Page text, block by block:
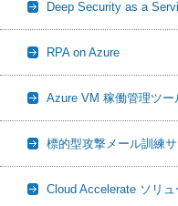
Deep Security as a
RPA on Azure
Azure VM 稼働管理ツー
標的型攻撃メール訓練
Cloud Accelerate ソリュ